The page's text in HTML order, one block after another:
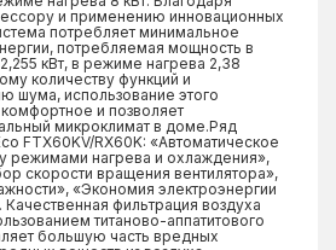
и применению инновационных
потребляет минимальное
потребляемая мощность в
кВт, в режиме нагрева 2,38
количеству функций и
шума, использование этого
и позволяет
микроклимат в доме.Ряд
FTX60KV/RX60K: «Автоматическое
нагрева и охлаждения»,
скорости вращения вентилятора»,
«Экономия электроэнергии
фильтрация воздуха
титаново-аппатитового
большую часть вредных